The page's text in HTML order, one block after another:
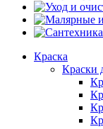
Краска
Краски